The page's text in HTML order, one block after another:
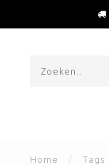
Home / Tags